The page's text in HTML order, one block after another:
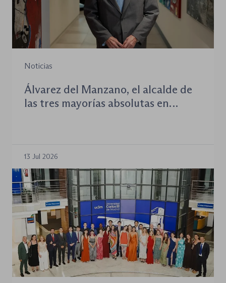
Noticias
Álvarez del Manzano, el alcalde de
las tres mayorías absolutas en
13 Jul 2026